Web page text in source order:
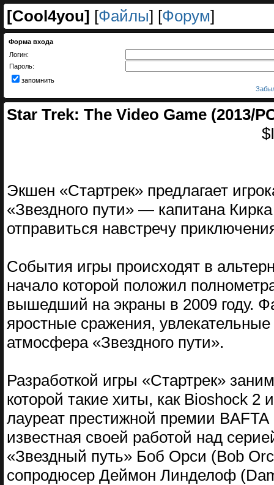
[Cool4you] [Файлы] [Форум]
Форма входа
Логин:
Пароль:
запомнить
Star Trek: The Video Game (2013/
Экшен «Стартрек» предлагает
«Звездного пути» — капитана
отправиться навстречу
События игры происходят в
начало которой положил
вышедший на экраны в 2009 году.
яростные сражения,
атмосфера «Звездного пути».
Разработкой игры «Стартрек»
которой такие хиты, как Bioshock
лауреат престижной премии
известная своей работой над
«Звездный путь» Боб Орси (Bob
сопродюсер Деймон Линделоф